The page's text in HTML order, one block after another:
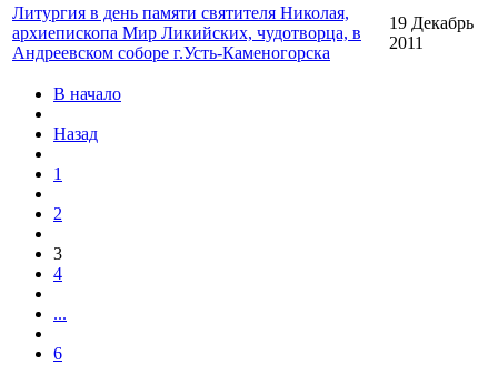
Литургия в день памяти святителя Николая,
архиепископа Мир Ликийских, чудотворца, в
Андреевском соборе г.Усть-Каменогорска
19 Декабрь
2011
В начало
Назад
1
2
3
4
...
6